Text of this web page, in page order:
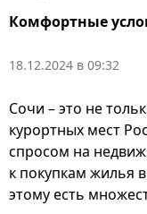
Комфортные
18.12.2024 в 09:32
Сочи – это не
курортных мест
спросом на
к покупкам жилья
этому есть